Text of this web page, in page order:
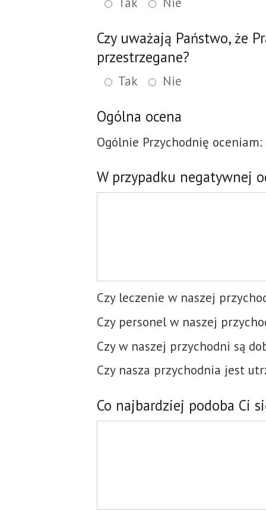
Czy uważają Państwo, że
przestrzegane?
Tak Nie
Ogólna ocena
Ogólnie Przychodnię oceniam:
W przypadku negatywnej
Czy leczenie w naszej
Czy personel w naszej
Czy w naszej przychodni są
Czy nasza przychodnia jest
Co najbardziej podoba Ci